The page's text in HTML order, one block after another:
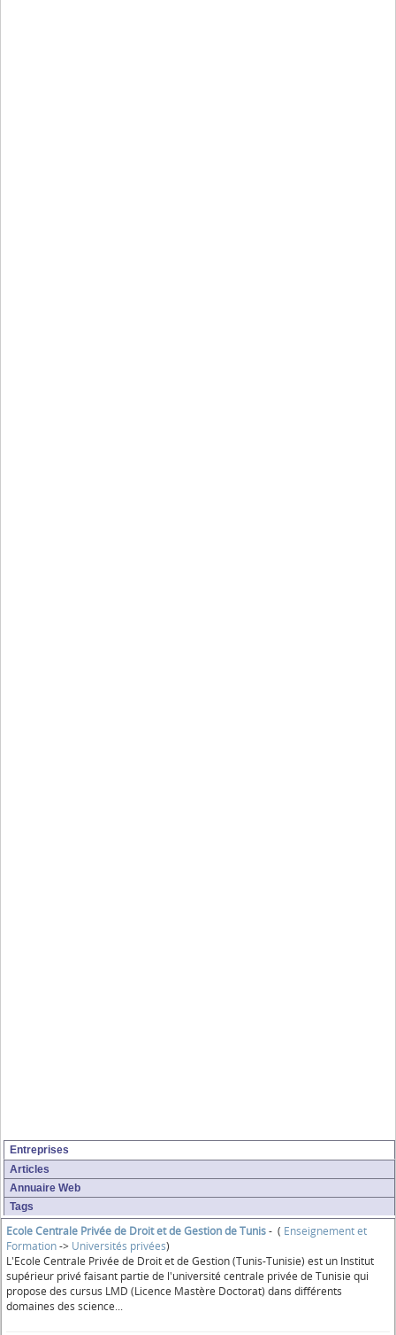
Entreprises
Articles
Annuaire Web
Tags
Ecole Centrale Privée de Droit et de Gestion de Tunis- ( Enseignement et
Formation-> Universités privées)
L'Ecole Centrale Privée de Droit et de Gestion (Tunis-Tunisie) est un Institut
supérieur privé faisant partie de l'université centrale privée de Tunisie qui
propose des cursus LMD (Licence Mastère Doctorat) dans différents
domaines des science...